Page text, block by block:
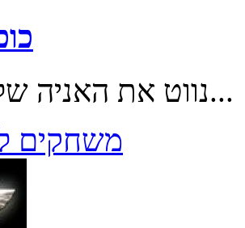
נווט את האניה שלך דרך...
משחקים